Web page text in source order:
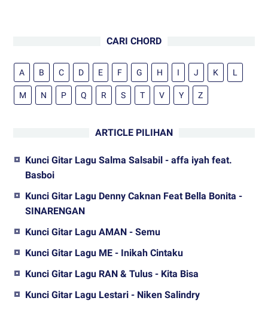
CARI CHORD
A B C D E F G H I J K L
M N P Q R S T V Y Z
ARTICLE PILIHAN
Kunci Gitar Lagu Salma Salsabil - affa iyah feat.
Basboi
Kunci Gitar Lagu Denny Caknan Feat Bella Bonita -
SINARENGAN
Kunci Gitar Lagu AMAN - Semu
Kunci Gitar Lagu ME - Inikah Cintaku
Kunci Gitar Lagu RAN & Tulus - Kita Bisa
Kunci Gitar Lagu Lestari - Niken Salindry